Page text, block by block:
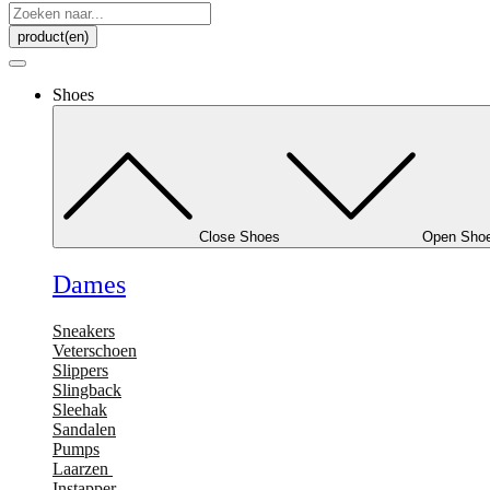
Search
...product(en)
Shoes
Close Shoes Open
Dames
Sneakers
Veterschoen
Slippers
Slingback
Sleehak
Sandalen
Pumps
Laarzen